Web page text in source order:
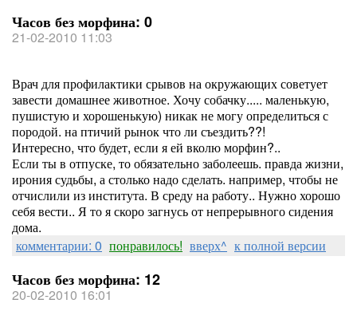
Часов без морфина: 0
21-02-2010 11:03
Врач для профилактики срывов на окружающих советует
завести домашнее животное. Хочу собачку..... маленькую,
пушистую и хорошенькую) никак не могу определиться с
породой. на птичий рынок что ли съездить??!
Интересно, что будет, если я ей вколю морфин?..
Если ты в отпуске, то обязательно заболеешь. правда жизни,
ирония судьбы, а столько надо сделать. например, чтобы не
отчислили из института. В среду на работу.. Нужно хорошо
себя вести.. Я то я скоро загнусь от непрерывного сидения
дома.
комментарии: 0 понравилось! вверх^ к полной версии
Часов без морфина: 12
20-02-2010 16:01